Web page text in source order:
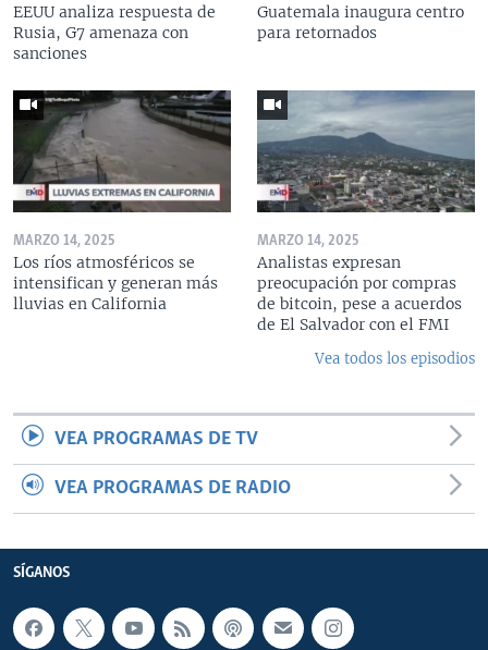
EEUU analiza respuesta de
Rusia, G7 amenaza con
sanciones
Guatemala inaugura centro
para retornados
MARZO 14, 2025
Los ríos atmosféricos se
intensifican y generan más
lluvias en California
MARZO 14, 2025
Analistas expresan
preocupación por compras
de bitcoin, pese a acuerdos
de El Salvador con el FMI
Vea todos los episodios
VEA PROGRAMAS DE TV
VEA PROGRAMAS DE RADIO
SÍGANOS